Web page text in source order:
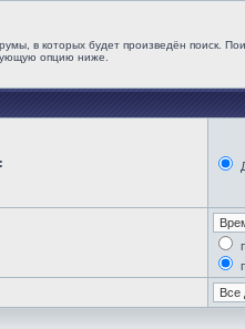
в которых будет произведён поиск.
опцию ниже.